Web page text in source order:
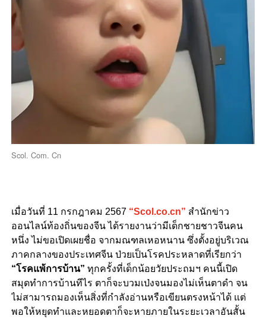
Scol. Com. Cn
เมื่อวันที่ 11 กรกฎาคม 2567 “Scol.co.cn” สำนักข่าว
ออนไลน์ท้องถิ่นของจีน ได้รายงานว่ามีเด็กชายชาวจีนคน
หนึ่ง ไม่ขอเปิดเผยชื่อ จากมณฑลเหอหนาน ซึ่งตั้งอยู่บริเวณ
ภาคกลางของประเทศจีน ป่วยเป็นโรคประหลาดที่เรียกว่า
“โรคแพ้การบ้าน” ทุกครั้งที่เด็กน้อยวัยประถมฯ คนนี้เปิด
สมุดทำการบ้านทีไร ตาก็จะบวมเป่งจนมองไม่เห็นตาดำ จน
ไม่สามารถมองเห็นสิ่งที่กำลังอ่านหรือเขียนตรงหน้าได้ แต่
พอให้หยุดทำและหยอดตาก็จะหายภายในระยะเวลาอันสั้น